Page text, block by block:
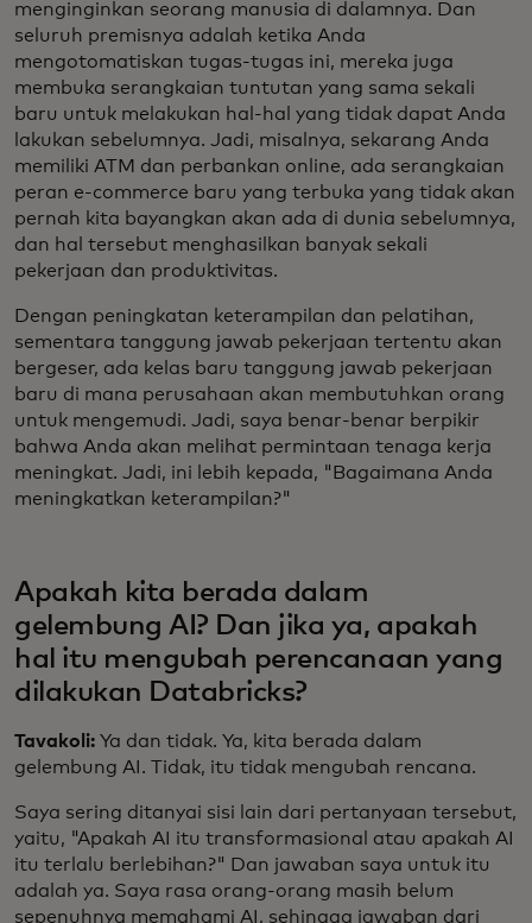
menginginkan seorang manusia di dalamnya. Dan
seluruh premisnya adalah ketika Anda
mengotomatiskan tugas-tugas ini, mereka juga
membuka serangkaian tuntutan yang sama sekali
baru untuk melakukan hal-hal yang tidak dapat Anda
lakukan sebelumnya. Jadi, misalnya, sekarang Anda
memiliki ATM dan perbankan online, ada serangkaian
peran e-commerce baru yang terbuka yang tidak akan
pernah kita bayangkan akan ada di dunia sebelumnya,
dan hal tersebut menghasilkan banyak sekali
pekerjaan dan produktivitas.
Dengan peningkatan keterampilan dan pelatihan,
sementara tanggung jawab pekerjaan tertentu akan
bergeser, ada kelas baru tanggung jawab pekerjaan
baru di mana perusahaan akan membutuhkan orang
untuk mengemudi. Jadi, saya benar-benar berpikir
bahwa Anda akan melihat permintaan tenaga kerja
meningkat. Jadi, ini lebih kepada, "Bagaimana Anda
meningkatkan keterampilan?"
Apakah kita berada dalam
gelembung AI? Dan jika ya, apakah
hal itu mengubah perencanaan yang
dilakukan Databricks?
Tavakoli: Ya dan tidak. Ya, kita berada dalam
gelembung AI. Tidak, itu tidak mengubah rencana.
Saya sering ditanyai sisi lain dari pertanyaan tersebut,
yaitu, "Apakah AI itu transformasional atau apakah AI
itu terlalu berlebihan?" Dan jawaban saya untuk itu
adalah ya. Saya rasa orang-orang masih belum
sepenuhnya memahami AI, sehingga jawaban dari